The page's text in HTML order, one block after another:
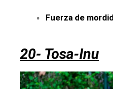
Fuerza de
20- Tosa-Inu